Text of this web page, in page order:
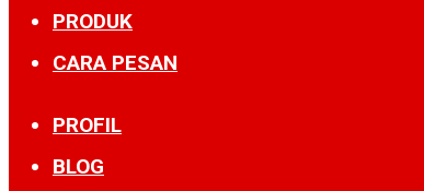
PRODUK
CARA PESAN
PROFIL
BLOG